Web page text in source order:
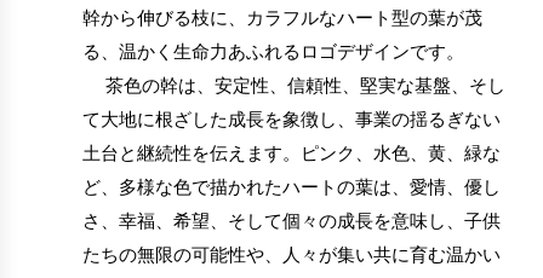
幹から伸びる枝に、カラフルなハート型の葉が茂
る、温かく生命力あふれるロゴデザインです。
茶色の幹は、安定性、信頼性、堅実な基盤、そし
て大地に根ざした成長を象徴し、事業の揺るぎない
土台と継続性を伝えます。ピンク、水色、黄、緑な
ど、多様な色で描かれたハートの葉は、愛情、優し
さ、幸福、希望、そして個々の成長を意味し、子供
たちの無限の可能性や、人々が集い共に育む温かい